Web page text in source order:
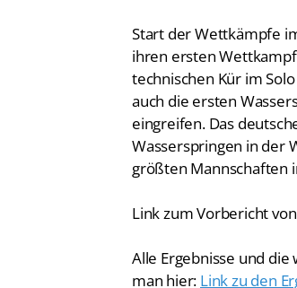
Start der Wettkämpfe
ihren ersten
technischen Kür im
auch die ersten
eingreifen. Das
Wasserspringen in der
größten Mannschaften
Link zum Vorbericht
Alle Ergebnisse und
man hier: Link zu den